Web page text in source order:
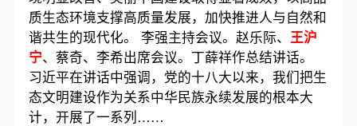
质生态环境支撑高质量发展，加快推进人与自然和
谐共生的现代化。 李强主持会议。赵乐际、 王沪
宁、蔡奇、李希出席会议。丁薛祥作总结讲话。
习近平在讲话中强调，党的十八大以来，我们把生
态文明建设作为关系中华民族永续发展的根本大
计，开展了一系列……